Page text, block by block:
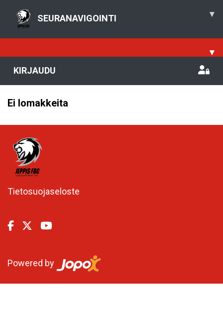
SEURANAVIGOINTI ▾
▾
KIRJAUDU
Ei lomakkeita
Tietosuojaseloste
Powered by